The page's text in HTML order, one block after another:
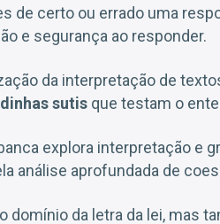
de certo ou errado uma
e segurança ao responder.
da interpretação de
sutis que testam o
explora interpretação e
análise aprofundada de
domínio da letra da lei, mas